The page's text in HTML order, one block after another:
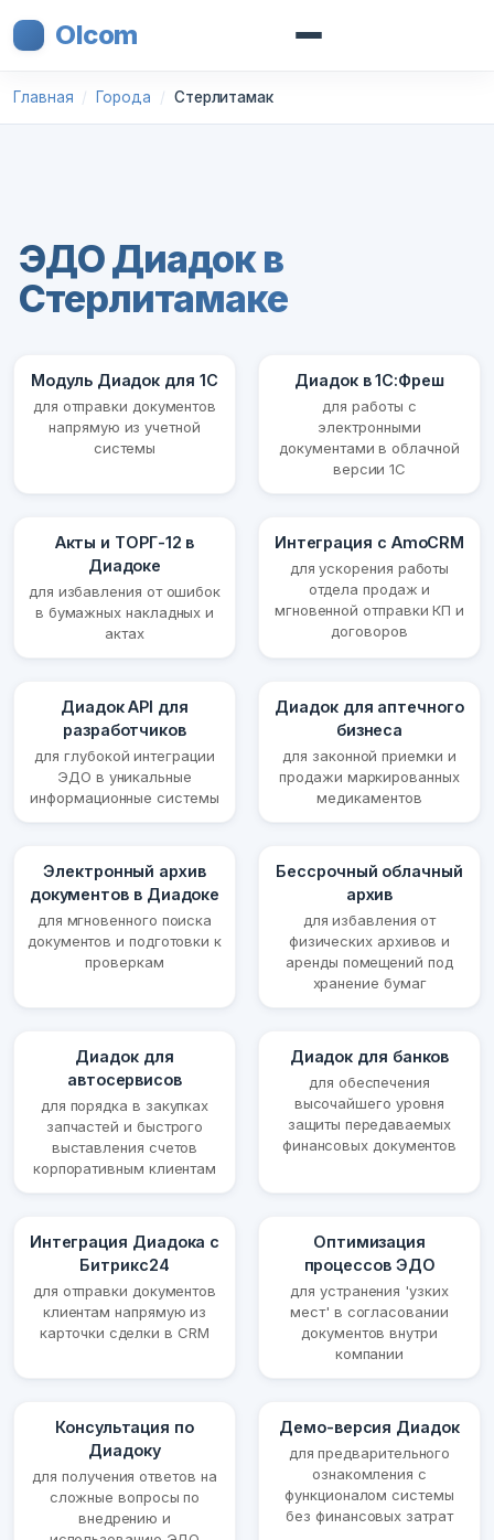
Olcom
Главная Города Стерлитамак
ЭДО Диадок в
Стерлитамаке
Модуль Диадок для 1С
для отправки документов
напрямую из учетной
системы
Диадок в 1С:Фреш
для работы с
электронными
документами в облачной
версии 1С
Акты и ТОРГ-12 в
Диадоке
для избавления от ошибок
в бумажных накладных и
актах
Интеграция с AmoCRM
для ускорения работы
отдела продаж и
мгновенной отправки КП и
договоров
Диадок API для
разработчиков
для глубокой интеграции
ЭДО в уникальные
информационные системы
Диадок для аптечного
бизнеса
для законной приемки и
продажи маркированных
медикаментов
Электронный архив
документов в Диадоке
для мгновенного поиска
документов и подготовки к
проверкам
Бессрочный облачный
архив
для избавления от
физических архивов и
аренды помещений под
хранение бумаг
Диадок для
автосервисов
для порядка в закупках
запчастей и быстрого
выставления счетов
корпоративным клиентам
Диадок для банков
для обеспечения
высочайшего уровня
защиты передаваемых
финансовых документов
Интеграция Диадока с
Битрикс24
для отправки документов
клиентам напрямую из
карточки сделки в CRM
Оптимизация
процессов ЭДО
для устранения 'узких
мест' в согласовании
документов внутри
компании
Консультация по
Диадоку
для получения ответов на
сложные вопросы по
внедрению и
Демо-версия Диадок
для предварительного
ознакомления с
функционалом системы
без финансовых затрат